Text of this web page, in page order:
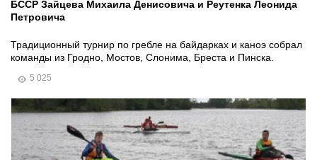
БССР Зайцева Михаила Денисовича и Реутенка Леонида
Петровича
Традиционный турнир по гребле на байдарках и каноэ собрал
команды из Гродно, Мостов, Слонима, Бреста и Пинска.
5 025